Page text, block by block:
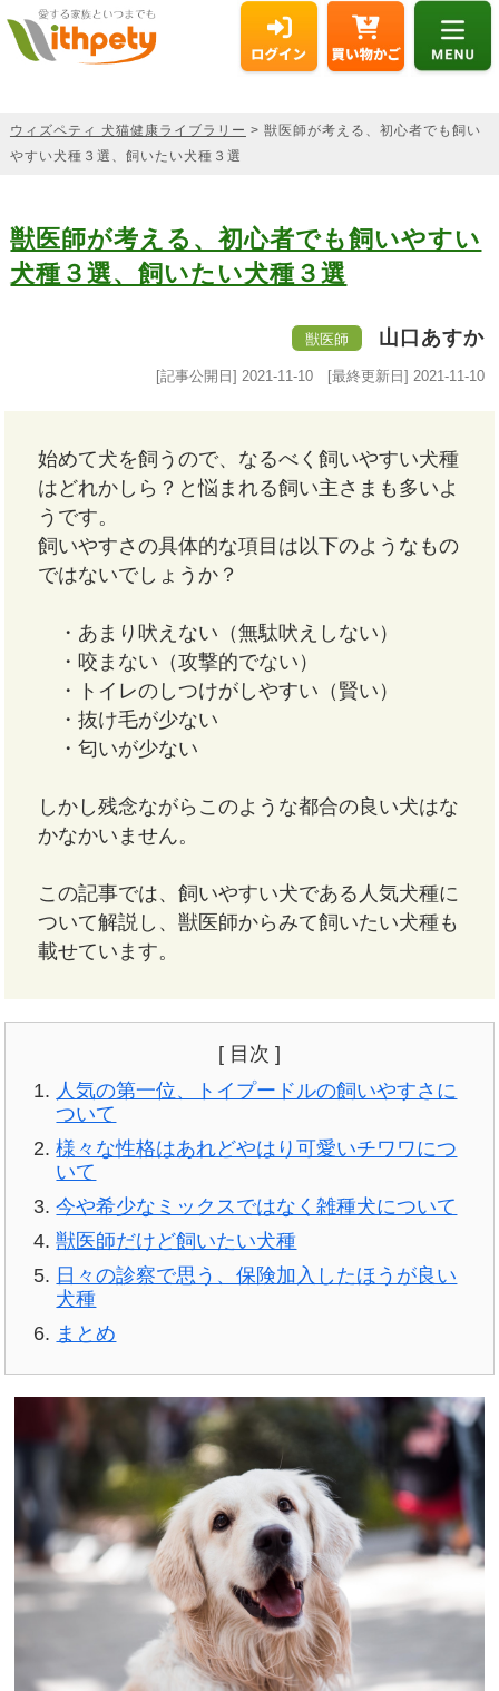
ウィズペティ 犬猫健康ライブラリー > 獣医師が考える、初心者でも飼い
やすい犬種３選、飼いたい犬種３選
獣医師が考える、初心者でも飼いやすい
犬種３選、飼いたい犬種３選
獣医師 山口あすか
[記事公開日] 2021-11-10[最終更新日] 2021-11-10
始めて犬を飼うので、なるべく飼いやすい犬種
はどれかしら？と悩まれる飼い主さまも多いよ
うです。
飼いやすさの具体的な項目は以下のようなもの
ではないでしょうか？
・あまり吠えない（無駄吠えしない）
・咬まない（攻撃的でない）
・トイレのしつけがしやすい（賢い）
・抜け毛が少ない
・匂いが少ない
しかし残念ながらこのような都合の良い犬はな
かなかいません。
この記事では、飼いやすい犬である人気犬種に
ついて解説し、獣医師からみて飼いたい犬種も
載せています。
[ 目次 ]
人気の第一位、トイプードルの飼いやすさに
ついて
様々な性格はあれどやはり可愛いチワワにつ
いて
今や希少なミックスではなく雑種犬について
獣医師だけど飼いたい犬種
日々の診察で思う、保険加入したほうが良い
犬種
まとめ